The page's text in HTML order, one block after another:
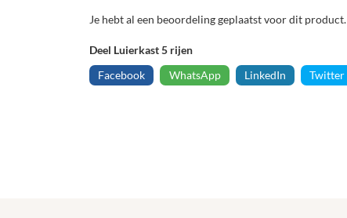
Je hebt al een beoordeling geplaatst voor dit product.
Deel Luierkast 5 rijen
Facebook
WhatsApp LinkedIn Twitter